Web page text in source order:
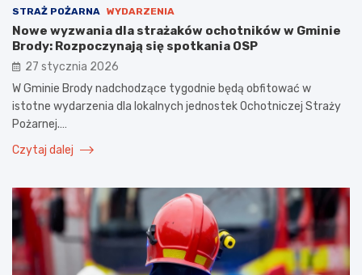
STRAŻ POŻARNA WYDARZENIA
Nowe wyzwania dla strażaków ochotników w Gminie
Brody: Rozpoczynają się spotkania OSP
27 stycznia 2026
W Gminie Brody nadchodzące tygodnie będą obfitować w
istotne wydarzenia dla lokalnych jednostek Ochotniczej Straży
Pożarnej.…
Czytaj dalej